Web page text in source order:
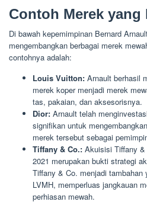
Contoh Merek yang
Di bawah kepemimpinan Bernard
mengembangkan berbagai merek
contohnya adalah:
Louis Vuitton: Arnault berhasil
merek koper menjadi merek
tas, pakaian, dan aksesorisnya.
Dior: Arnault telah
signifikan untuk
merek tersebut sebagai
Tiffany & Co.: Akuisisi Tiffany &
2021 merupakan bukti strategi
Tiffany & Co. menjadi tambahan
LVMH, memperluas jangkauan
perhiasan mewah.